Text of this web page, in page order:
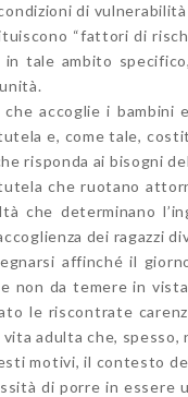
di
“fattori di
in tale ambito
che accoglie i
e, come tale,
risponda ai bisogni
che ruotano
che determinano
dei ragazzi
affinché il
non da temere in
le riscontrate
adulta che,
motivi, il contesto
di porre in essere